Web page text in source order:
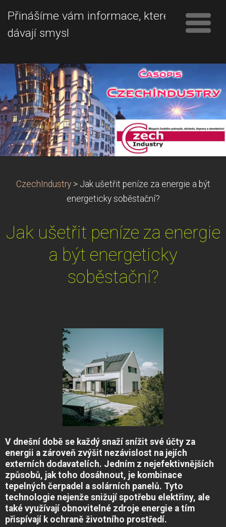
Přinášíme vám informace, které
dávají smysl
CzechIndustry > Jak ušetřit peníze za energie a být
energeticky soběstační?
Jak ušetřit peníze za energie
a být energeticky
soběstační?
V dnešní době se každý snaží snížit své účty za
energii a zároveň zvýšit nezávislost na jejích
externích dodavatelích. Jedním z nejefektivnějších
způsobů, jak toho dosáhnout, je kombinace
tepelných čerpadel a solárních panelů. Tyto
technologie nejenže snižují spotřebu elektřiny, ale
také využívají obnovitelné zdroje energie a tím
přispívají k ochraně životního prostředí.